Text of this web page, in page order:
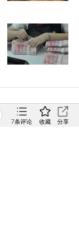
7条评论 收藏 分享